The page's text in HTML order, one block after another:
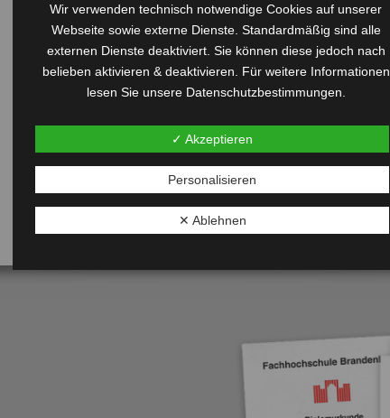
Wir verwenden technisch notwendige Cookies auf unserer
Webseite sowie externe Dienste. Standardmäßig sind alle
externen Dienste deaktiviert. Sie können diese jedoch nach
belieben aktivieren & deaktivieren. Für weitere Informationen
lesen Sie unsere Datenschutzbestimmungen.
✓ Akzeptieren
Personalisieren
✕ Ablehnen